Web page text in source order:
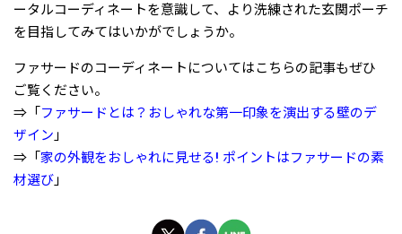
ータルコーディネートを意識して、より洗練された玄関ポーチ
を目指してみてはいかがでしょうか。
ファサードのコーディネートについてはこちらの記事もぜひ
ご覧ください。
⇒「 ファサードとは？おしゃれな第一印象を演出する壁のデ
ザイン 」
⇒「 家の外観をおしゃれに見せる! ポイントはファサードの素
材選び 」